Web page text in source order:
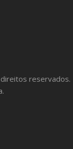
reservados.